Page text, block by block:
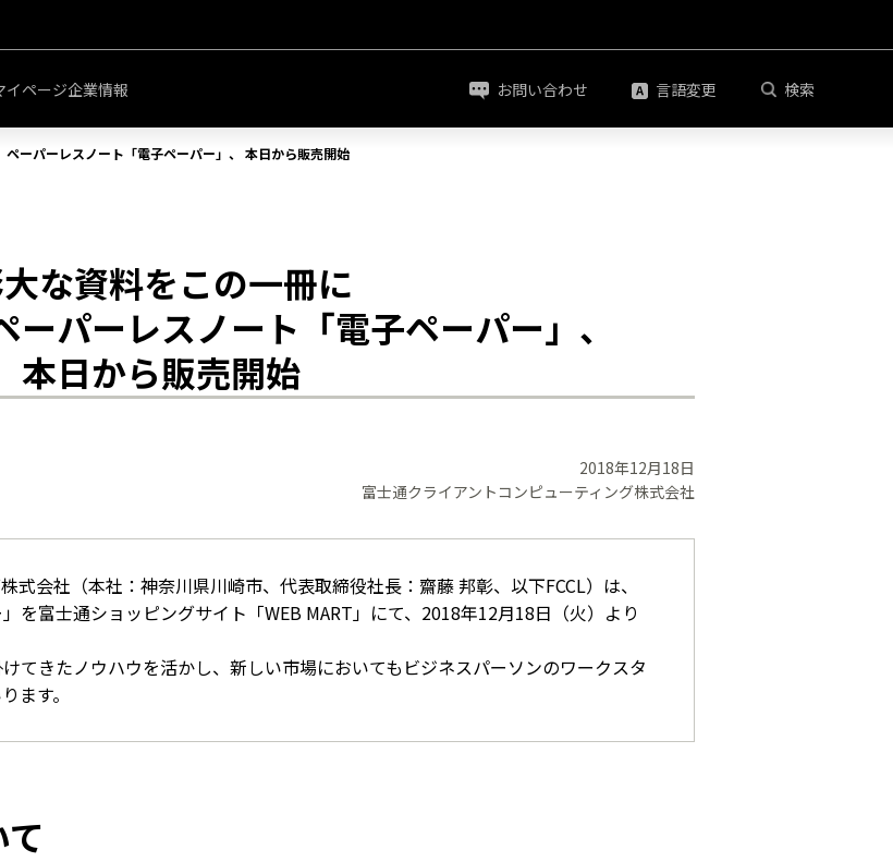
検索
お問い合わせ 言語変更
イページ企業情報
ーパーレスノート「電子ペーパー」、 本日から販売開始
な資料をこの一冊に
パーレスノート「電子ペーパー」、
本日から販売開始
2018年12月18日
富士通クライアントコンピューティング株式会社
会社（本社：神奈川県川崎市、代表取締役社長：齋藤 邦彰、以下FCCL）は、
を富士通ショッピングサイト「WEB MART」にて、2018年12月18日（火）より
てきたノウハウを活かし、新しい市場においてもビジネスパーソンのワークスタ
ます。